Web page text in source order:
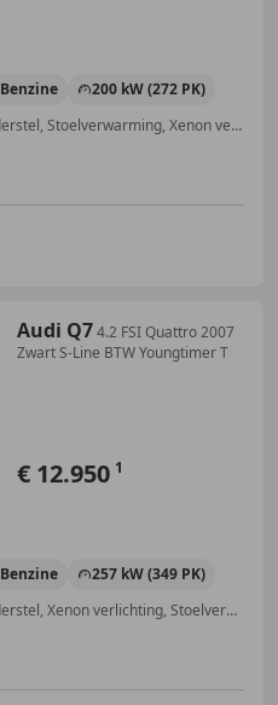
Benzine
200 kW (272 PK)
Met onderhoudshistorie, Sportonderstel, Stoelverwarming, Xenon verlichting, Alarm, Lendensteun, Parkeerhulp met camera, Elektrische achterklep
Audi Q74.2 FSI Quattro 2007
Zwart S-Line BTW Youngtimer T
€ 12.950 1
Benzine
257 kW (349 PK)
Met onderhoudshistorie, Sportonderstel, Xenon verlichting, Stoelverwarming, Trekhaak, Elektrische stoelverstelling, Alarm, Elektrische achterklep